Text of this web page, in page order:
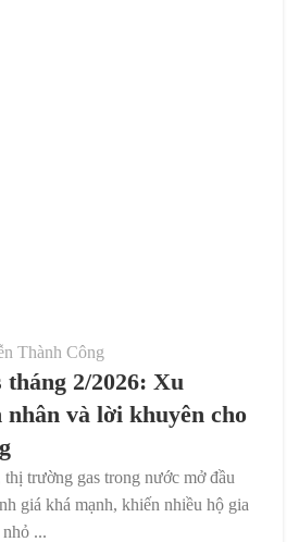
Thành Công
tháng 2/2026: Xu
nhân và lời khuyên cho
trường gas trong nước mở đầu
giá khá mạnh, khiến nhiều hộ gia
...